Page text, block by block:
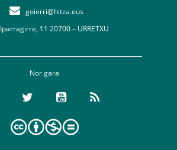
goierri@hitza.eus
Iparragirre, 11 20700 – URRETXU
Nor gara